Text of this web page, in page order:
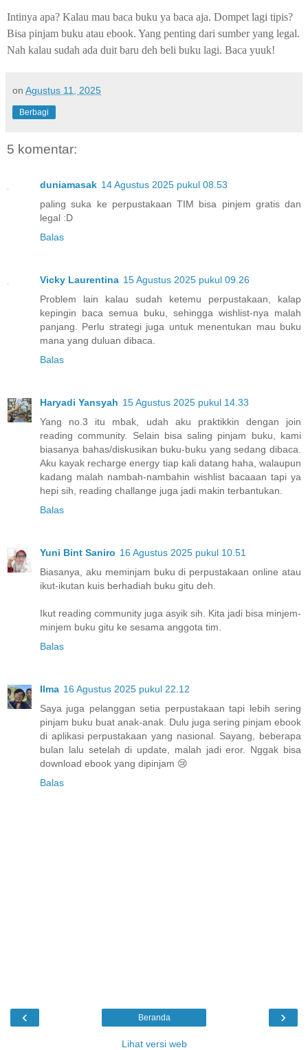
Intinya apa? Kalau mau baca buku ya baca aja. Dompet lagi tipis?
Bisa pinjam buku atau ebook. Yang penting dari sumber yang legal.
Nah kalau sudah ada duit baru deh beli buku lagi. Baca yuuk!
on Agustus 11, 2025
Berbagi
5 komentar:
duniamasak 14 Agustus 2025 pukul 08.53
paling suka ke perpustakaan TIM bisa pinjem gratis dan
legal :D
Balas
Vicky Laurentina 15 Agustus 2025 pukul 09.26
Problem lain kalau sudah ketemu perpustakaan, kalap
kepingin baca semua buku, sehingga wishlist-nya malah
panjang. Perlu strategi juga untuk menentukan mau buku
mana yang duluan dibaca.
Balas
Haryadi Yansyah 15 Agustus 2025 pukul 14.33
Yang no.3 itu mbak, udah aku praktikkin dengan join
reading community. Selain bisa saling pinjam buku, kami
biasanya bahas/diskusikan buku-buku yang sedang dibaca.
Aku kayak recharge energy tiap kali datang haha, walaupun
kadang malah nambah-nambahin wishlist bacaaan tapi ya
hepi sih, reading challange juga jadi makin terbantukan.
Balas
Yuni Bint Saniro 16 Agustus 2025 pukul 10.51
Biasanya, aku meminjam buku di perpustakaan online atau
ikut-ikutan kuis berhadiah buku gitu deh.
Ikut reading community juga asyik sih. Kita jadi bisa minjem-
minjem buku gitu ke sesama anggota tim.
Balas
Ilma 16 Agustus 2025 pukul 22.12
Saya juga pelanggan setia perpustakaan tapi lebih sering
pinjam buku buat anak-anak. Dulu juga sering pinjam ebook
di aplikasi perpustakaan yang nasional. Sayang, beberapa
bulan lalu setelah di update, malah jadi eror. Nggak bisa
download ebook yang dipinjam 😢
Balas
‹ ›
Beranda
Lihat versi web